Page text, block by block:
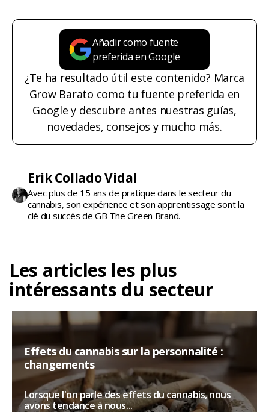
Añadir como fuente
preferida en Google
¿Te ha resultado útil este contenido? Marca
Grow Barato como tu fuente preferida en
Google y descubre antes nuestras guías,
novedades, consejos y mucho más.
Erik Collado Vidal
Avec plus de 15 ans de pratique dans le secteur du
cannabis, son expérience et son apprentissage sont la
clé du succès de GB The Green Brand.
Les articles les plus
intéressants du secteur
Effets du cannabis sur la personnalité :
changements
Lorsque l'on parle des effets du cannabis, nous
avons tendance à nous...